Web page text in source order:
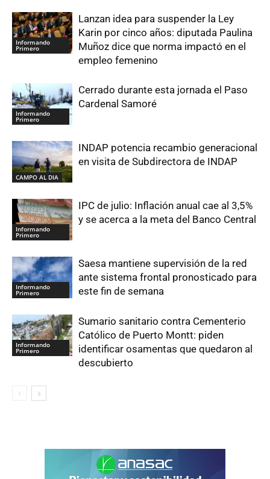
Informando
Primero
Lanzan idea para suspender la Ley
Karin por cinco años: diputada Paulina
Muñoz dice que norma impactó en el
empleo femenino
Informando
Primero
Cerrado durante esta jornada el Paso
Cardenal Samoré
CAMPO AL DIA
INDAP potencia recambio generacional
en visita de Subdirectora de INDAP
Informando
Primero
IPC de julio: Inflación anual cae al 3,5%
y se acerca a la meta del Banco Central
Informando
Primero
Saesa mantiene supervisión de la red
ante sistema frontal pronosticado para
este fin de semana
Informando
Primero
Sumario sanitario contra Cementerio
Católico de Puerto Montt: piden
identificar osamentas que quedaron al
descubierto